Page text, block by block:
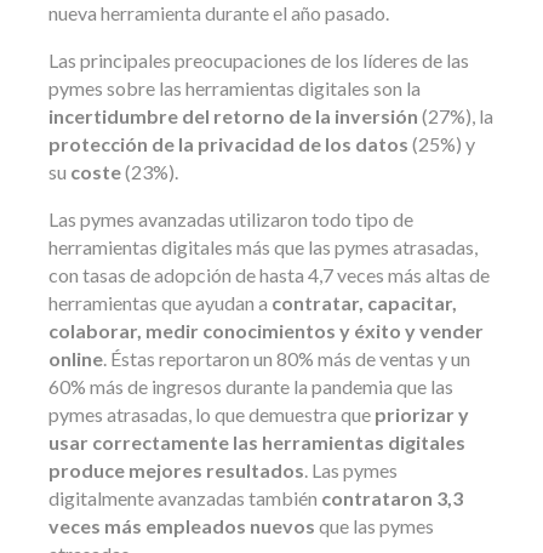
nueva herramienta durante el año pasado.
Las principales preocupaciones de los líderes de las
pymes sobre las herramientas digitales son la
incertidumbre del retorno de la inversión (27%), la
protección de la privacidad de los datos (25%) y
su coste(23%).
Las pymes avanzadas utilizaron todo tipo de
herramientas digitales más que las pymes atrasadas,
con tasas de adopción de hasta 4,7 veces más altas de
herramientas que ayudan a contratar, capacitar,
colaborar, medir conocimientos y éxito y vender
online. Éstas reportaron un 80% más de ventas y un
60% más de ingresos durante la pandemia que las
pymes atrasadas, lo que demuestra que priorizar y
usar correctamente las herramientas digitales
produce mejores resultados. Las pymes
digitalmente avanzadas también contrataron 3,3
veces más empleados nuevos que las pymes